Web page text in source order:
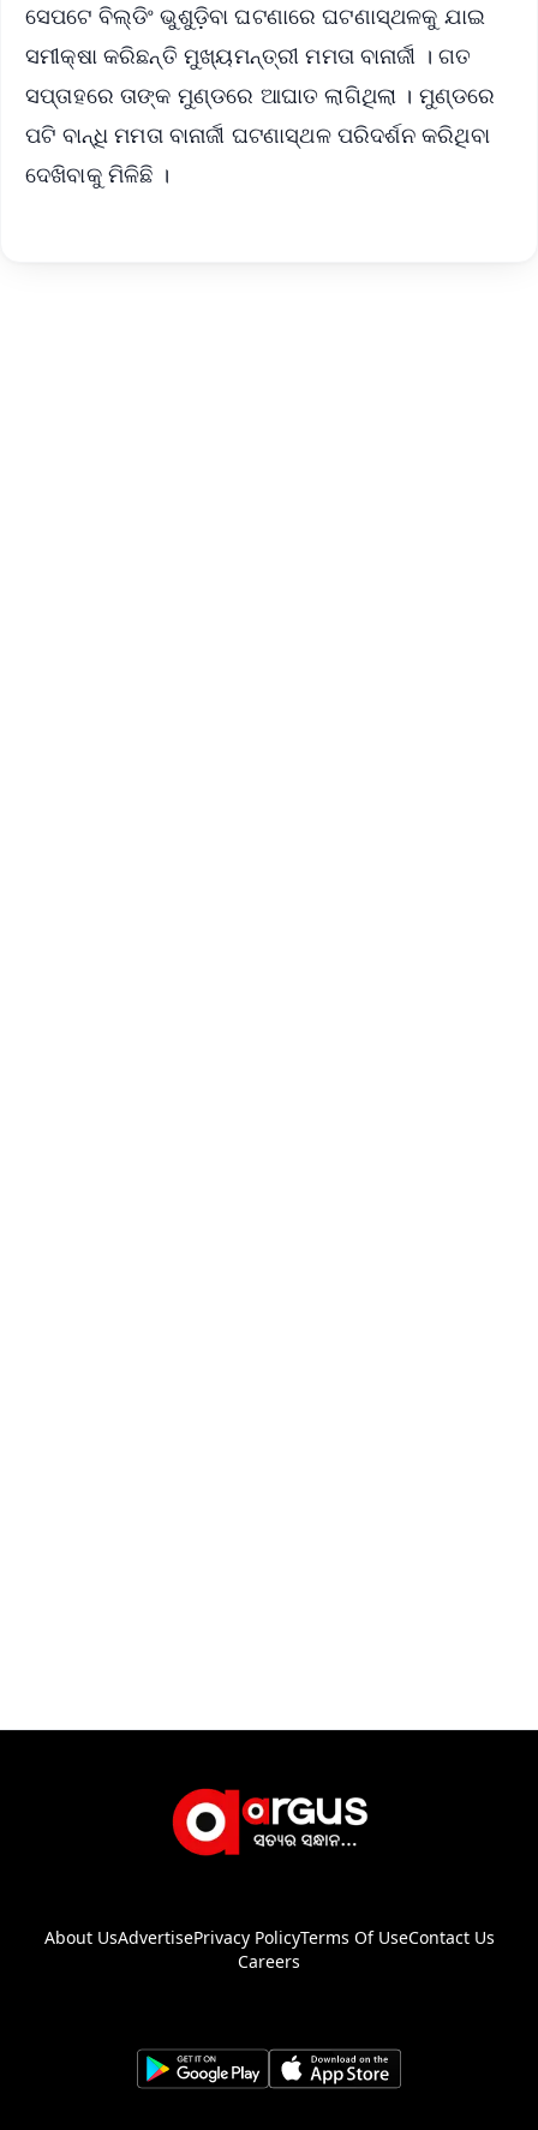
ସେପଟେ ବିଲ୍ଡିଂ ଭୁଶୁଡ଼ିବା ଘଟଣାରେ ଘଟଣାସ୍ଥଳକୁ ଯାଇ
ସମୀକ୍ଷା କରିଛନ୍ତି ମୁଖ୍ୟମନ୍ତ୍ରୀ ମମତା ବାନାର୍ଜୀ । ଗତ
ସପ୍ତାହରେ ତାଙ୍କ ମୁଣ୍ଡରେ ଆଘାତ ଲାଗିଥିଲା । ମୁଣ୍ଡରେ
ପଟି ବାନ୍ଧି ମମତା ବାନାର୍ଜୀ ଘଟଣାସ୍ଥଳ ପରିଦର୍ଶନ କରିଥିବା
ଦେଖିବାକୁ ମିଳିଛି ।
About UsAdvertisePrivacy PolicyTerms Of UseContact Us
Careers